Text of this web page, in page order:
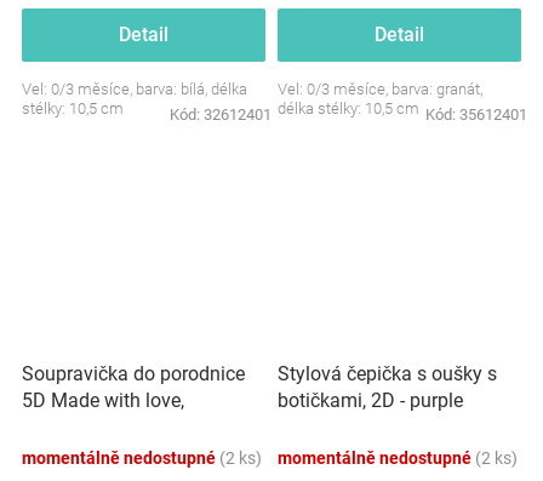
Detail
Vel: 0/3 měsíce, barva: bílá, délka
stélky: 10,5 cm
Kód: 32612401
Detail
Vel: 0/3 měsíce, barva: granát,
délka stélky: 10,5 cm Kód: 35612401
Soupravička do porodnice
5D Made with love,
momentálně nedostupné (2 ks)
Stylová čepička s oušky s
botičkami, 2D - purple
momentálně nedostupné (2 ks)